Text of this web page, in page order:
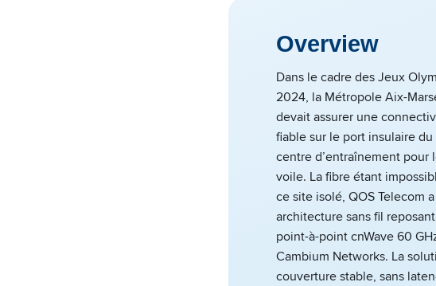
Overview
Dans le cadre des Jeux
2024, la Métropole Aix-
devait assurer une
fiable sur le port insulaire
centre d’entraînement pour
voile. La fibre étant
ce site isolé, QOS Telecom
architecture sans fil
point-à-point cnWave 60
Cambium Networks. La
couverture stable, sans